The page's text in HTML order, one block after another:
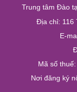
Trung tâm Đào
Địa chỉ: 116
E-
Mã số
Nơi đăng ký